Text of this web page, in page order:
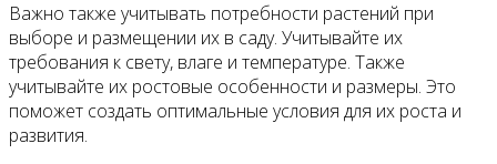
Важно также учитывать потребности растений при
выборе и размещении их в саду. Учитывайте их
требования к свету, влаге и температуре. Также
учитывайте их ростовые особенности и размеры. Это
поможет создать оптимальные условия для их роста и
развития.